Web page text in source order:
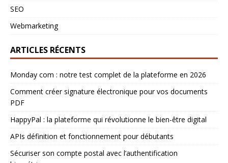
SEO
Webmarketing
ARTICLES RÉCENTS
Monday com : notre test complet de la plateforme en 2026
Comment créer signature électronique pour vos documents
PDF
HappyPal : la plateforme qui révolutionne le bien-être digital
APIs définition et fonctionnement pour débutants
Sécuriser son compte postal avec l’authentification